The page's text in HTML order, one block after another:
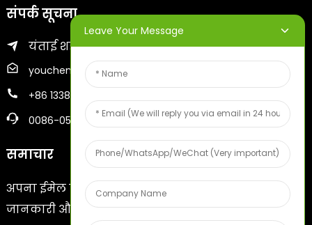
संपर्क सूचना
यंताई शहर का ज़िफू जिला
youcheng@ytscreenprinter.com
+86 13386383930
0086-05356730996
समाचार
अपना ईमेल पता दर्ज करें और हम आपको नवीनतम
जानकारी और योजनाओं की जानकारी भेजेंगे।
Leave Your Message